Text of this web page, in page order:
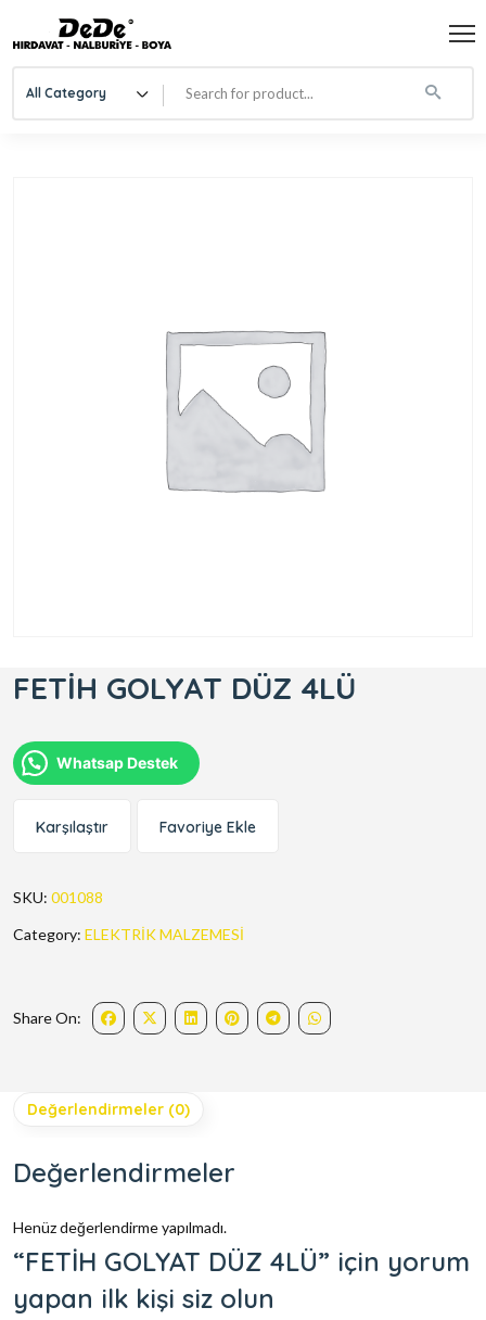
All Category
FETİH GOLYAT DÜZ 4LÜ
Whatsap Destek
Karşılaştır Favoriye Ekle
SKU: 001088
Category: ELEKTRİK MALZEMESİ
Share On:
Değerlendirmeler (0)
Değerlendirmeler
Henüz değerlendirme yapılmadı.
“FETİH GOLYAT DÜZ 4LÜ” için yorum
yapan ilk kişi siz olun